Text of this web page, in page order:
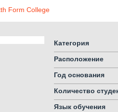
Form College
Категория
Расположение
Год основания
Количество
Язык обучения